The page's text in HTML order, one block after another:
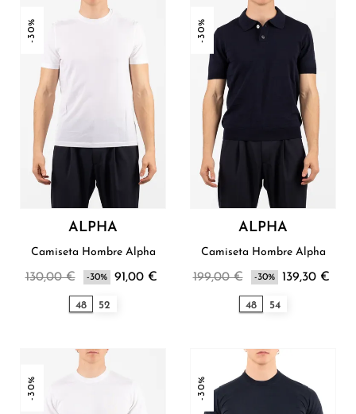
-30%
ALPHA
Camiseta Hombre Alpha
130,00 € -30% 91,00 €
48 52
-30%
ALPHA
Camiseta Hombre Alpha
199,00 € -30% 139,30 €
48 54
-30% -30%